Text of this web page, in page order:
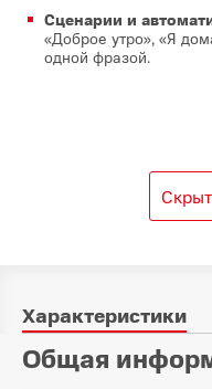
Сценарии и
«Доброе утро», «Я
одной фразой.
Характеристики
Общая